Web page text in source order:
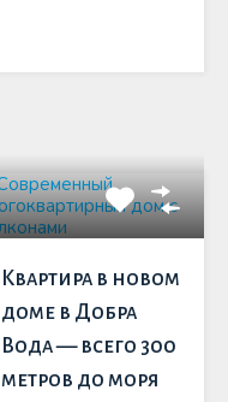
Квартира в новом
доме в Добра
Вода — всего 300
метров до моря